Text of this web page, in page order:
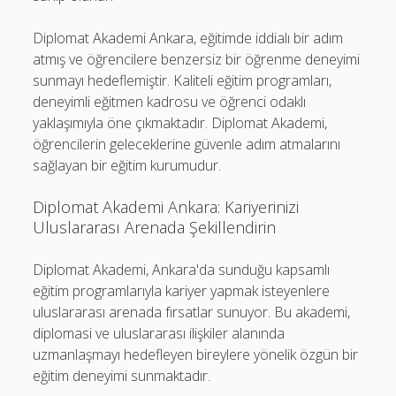
Diplomat Akademi Ankara, eğitimde iddialı bir adım
atmış ve öğrencilere benzersiz bir öğrenme deneyimi
sunmayı hedeflemiştir. Kaliteli eğitim programları,
deneyimli eğitmen kadrosu ve öğrenci odaklı
yaklaşımıyla öne çıkmaktadır. Diplomat Akademi,
öğrencilerin geleceklerine güvenle adım atmalarını
sağlayan bir eğitim kurumudur.
Diplomat Akademi Ankara: Kariyerinizi
Uluslararası Arenada Şekillendirin
Diplomat Akademi, Ankara'da sunduğu kapsamlı
eğitim programlarıyla kariyer yapmak isteyenlere
uluslararası arenada fırsatlar sunuyor. Bu akademi,
diplomasi ve uluslararası ilişkiler alanında
uzmanlaşmayı hedefleyen bireylere yönelik özgün bir
eğitim deneyimi sunmaktadır.